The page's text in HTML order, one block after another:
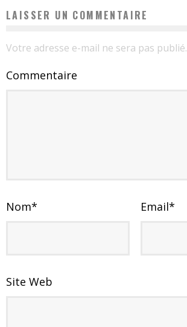
LAISSER UN COMMENTAIRE
Votre adresse e-mail ne sera pas publié.
Commentaire
Nom* Email*
Site Web